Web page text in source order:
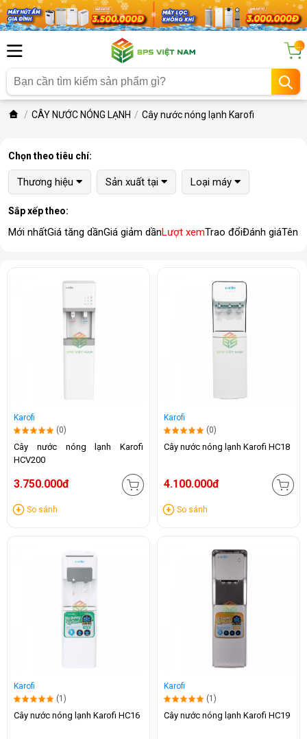
...
CÂY NƯỚC NÓNG LẠNH Cây nước nóng lạnh Karofi
Chọn theo tiêu chí:
Thương hiệu Sản xuất tại Loại máy
Sắp xếp theo:
Mới nhấtGiá tăng dầnGiá giảm dầnLượt xemTrao đổiĐánh giáTên
Karofi
(0)
Cây nước nóng lạnh Karofi
HCV200
3.750.000đ
So sánh
Karofi
(0)
Cây nước nóng lạnh Karofi HC18
4.100.000đ
So sánh
Karofi
(1)
Cây nước nóng lạnh Karofi HC16
Karofi
(1)
Cây nước nóng lạnh Karofi HC19